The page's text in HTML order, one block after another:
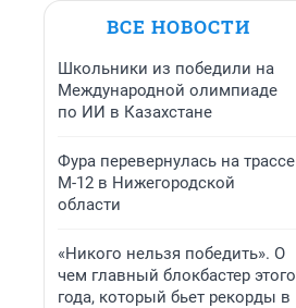
ВСЕ НОВОСТИ
Школьники из победили на
Международной олимпиаде
по ИИ в Казахстане
Фура перевернулась на трассе
М-12 в Нижегородской
области
«Никого нельзя победить». О
чем главный блокбастер этого
года, который бьет рекорды в